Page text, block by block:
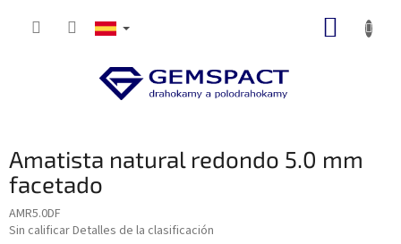
CESTA
Amatista natural redondo 5.0 mm
facetado
AMR5.0DF
La
Sin calificarDetalles de la clasificación